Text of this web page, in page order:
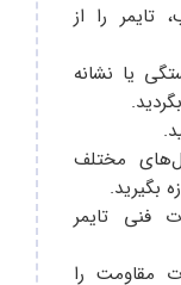
تایمر را از
یا نشانه‌
مختلف
بگیرید.
فنی تایمر
مقاومت را